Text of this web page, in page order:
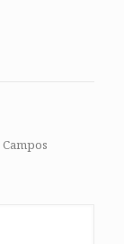
Campos